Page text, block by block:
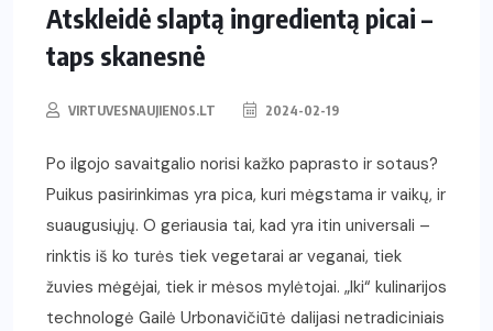
Atskleidė slaptą ingredientą picai –
taps skanesnė
VIRTUVESNAUJIENOS.LT 2024-02-19
Po ilgojo savaitgalio norisi kažko paprasto ir sotaus?
Puikus pasirinkimas yra pica, kuri mėgstama ir vaikų, ir
suaugusiųjų. O geriausia tai, kad yra itin universali –
rinktis iš ko turės tiek vegetarai ar veganai, tiek
žuvies mėgėjai, tiek ir mėsos mylėtojai. „Iki“ kulinarijos
technologė Gailė Urbonavičiūtė dalijasi netradiciniais